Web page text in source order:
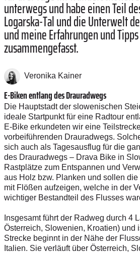
unterwegs und habe einen Teil
Logarska-Tal und die Unterwelt
und meine Erfahrungen und
zusammengefasst.
Veronika Kainer
E-Biken entlang des Drauradwegs
Die Hauptstadt der slowenischen
ideale Startpunkt für eine Radtour
E-Bike erkundeten wir eine
vorbeiführenden Drauradwegs.
sich auch als Tagesausflug für die
des Drauradwegs – Drava Bike in
Rastplätze zum Entspannen und
aus Holz bzw. Planken und sollen
mit Flößen aufzeigen, welche in der
wichtiger Bestandteil des Flusses
Insgesamt führt der Radweg durch 4
Österreich, Slowenien, Kroatien) und
Strecke beginnt in der Nähe der
Italien. Sie verläuft über Österreich,